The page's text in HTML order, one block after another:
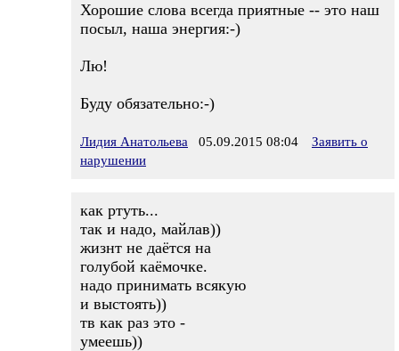
Хорошие слова всегда приятные -- это наш
посыл, наша энергия:-)
Лю!
Буду обязательно:-)
Лидия Анатольева 05.09.2015 08:04
Заявить о
нарушении
как ртуть...
так и надо, майлав))
жизнт не даётся на
голубой каёмочке.
надо принимать всякую
и выстоять))
тв как раз это -
умеешь))